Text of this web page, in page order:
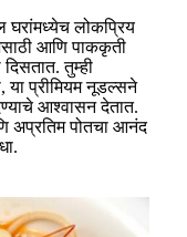
लोकप्रिय
आणि पाककृती
तुम्ही
या प्रीमियम नूडल्सने
आश्वासन देतात.
अप्रतिम पोतचा आनंद